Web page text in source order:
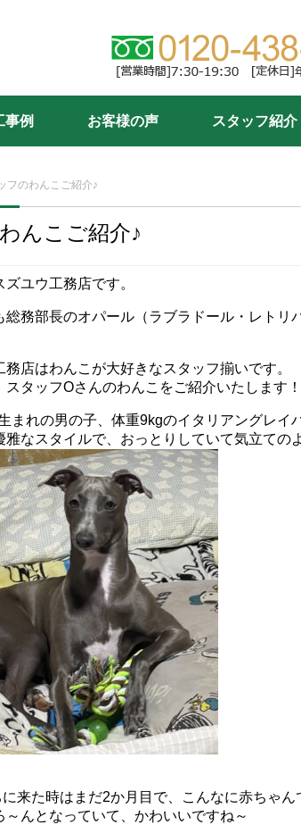
事例 お客様の声 スタッフ紹介
フのわんこご紹介♪
んこご紹介♪
ユウ工務店です。
総務部長のオパール（ラブラドール・レトリ
店はわんこが大好きなスタッフ揃いです。
スタッフOさんのわんこをご紹介いたします！
まれの男の子、体重9kgのイタリアングレイ
雅なスタイルで、おっとりしていて気立ての
来た時はまだ2か月目で、こんなに赤ちゃん
～んとなっていて、かわいいですね～